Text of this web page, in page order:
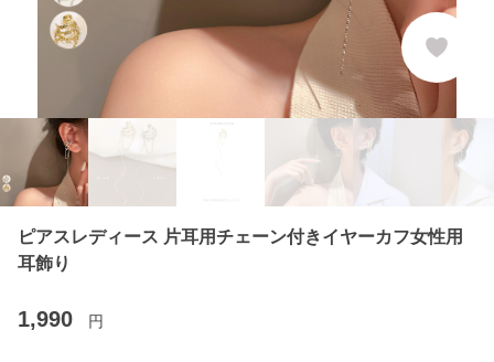
ピアスレディース 片耳用チェーン付きイヤーカフ女性用
耳飾り
1,990 円